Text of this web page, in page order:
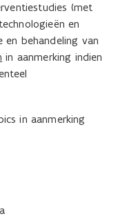
(met
en
en behandeling van
in aanmerking indien
in aanmerking